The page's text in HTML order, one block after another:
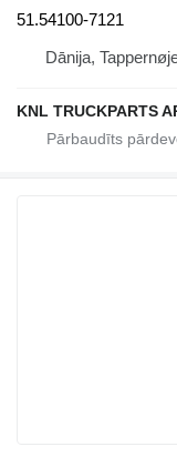
51.54100-7121
Dānija,
KNL TRUCKPARTS